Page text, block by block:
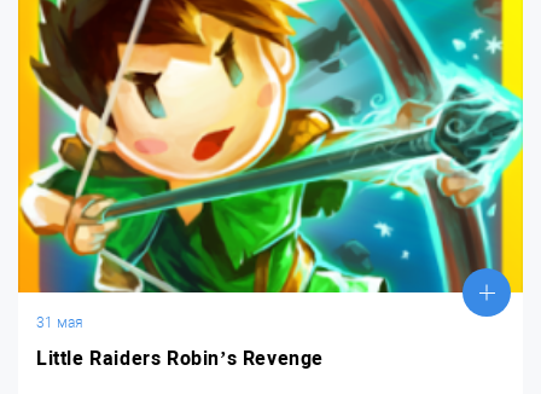
31 мая
Little Raiders Robin’s Revenge